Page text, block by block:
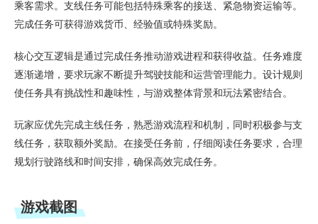
乘客需求。支线任务可能包括特殊乘客的接送、紧急物资运输等。
完成任务可获得游戏货币、经验值或特殊奖励。
核心交互逻辑是通过完成任务推动游戏进程和获得收益。任务难度
逐渐递增，要求玩家不断提升驾驶技能和运营管理能力。设计规则
使任务具有挑战性和趣味性，与游戏整体背景和玩法紧密结合。
玩家应优先完成主线任务，熟悉游戏流程和机制，同时积极参与支
线任务，获取额外奖励。在接受任务前，仔细阅读任务要求，合理
规划行驶路线和时间安排，确保高效完成任务。
游戏截图